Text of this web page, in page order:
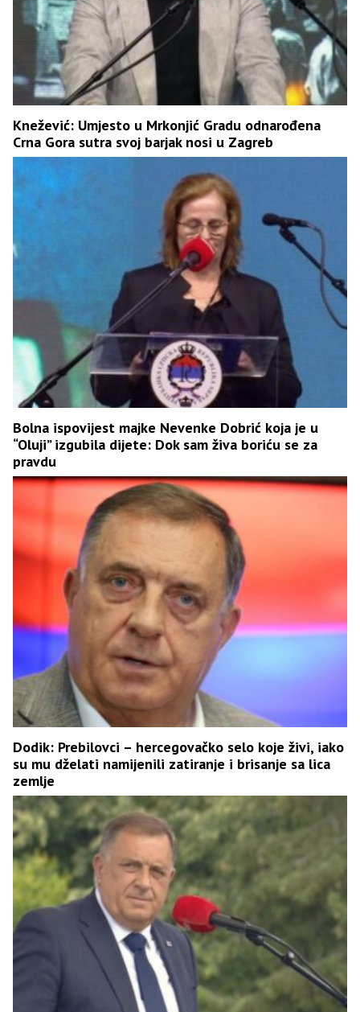
Knežević: Umjesto u Mrkonjić Gradu odnarođena
Crna Gora sutra svoj barjak nosi u Zagreb
Bolna ispovijest majke Nevenke Dobrić koja je u
“Oluji” izgubila dijete: Dok sam živa boriću se za
pravdu
Dodik: Prebilovci – hercegovačko selo koje živi, iako
su mu dželati namijenili zatiranje i brisanje sa lica
zemlje